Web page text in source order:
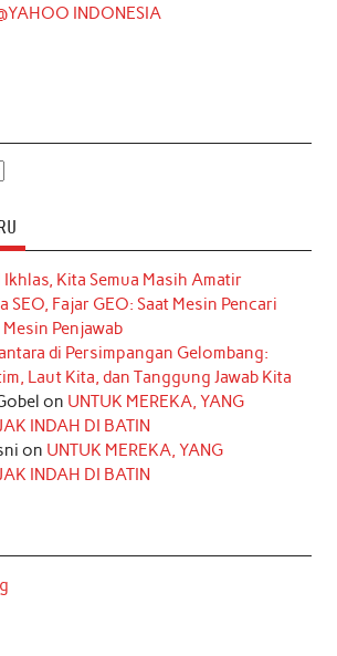
INDONESIA
Ikhlas, Kita Semua Masih Amatir
SEO, Fajar GEO: Saat Mesin Pencari
Penjawab
di Persimpangan Gelombang:
Laut Kita, dan Tanggung Jawab Kita
on UNTUK MEREKA, YANG
INDAH DI BATIN
on UNTUK MEREKA, YANG
INDAH DI BATIN